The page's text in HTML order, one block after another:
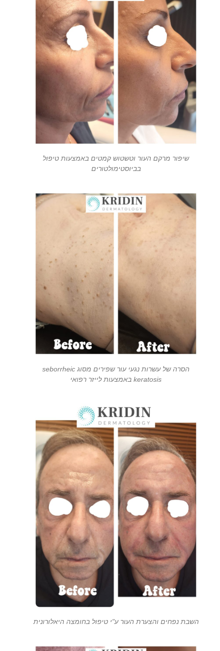
שיפור מרקם העור וטשטוש קמטים באמצעות טיפול
בביוסטימולטורים
הסרה של עשרות נגעי עור שפירים מסוג seborrheic
keratosis באמצעות לייזר רפואי
השבת נפחים והצערת העור ע"י טיפול בחומצה היאלורונית